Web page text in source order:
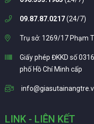
09.87.87.0217(24/7)
Trụ sở: 1269/17 Phạm
Giấy phép ĐKKD số
phố Hồ Chí Minh cấp
LINK - LIÊN KẾT